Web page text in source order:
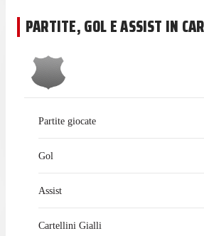
PARTITE, GOL E ASSIST IN
Partite giocate
Gol
Assist
Cartellini Gialli